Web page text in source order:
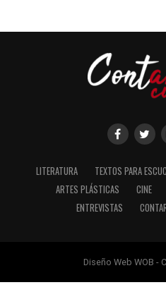
LITERATURA TEXTOS PARA
ARTES PLÁSTICAS
CINE
ENTREVISTAS
Diseño Web WOB -